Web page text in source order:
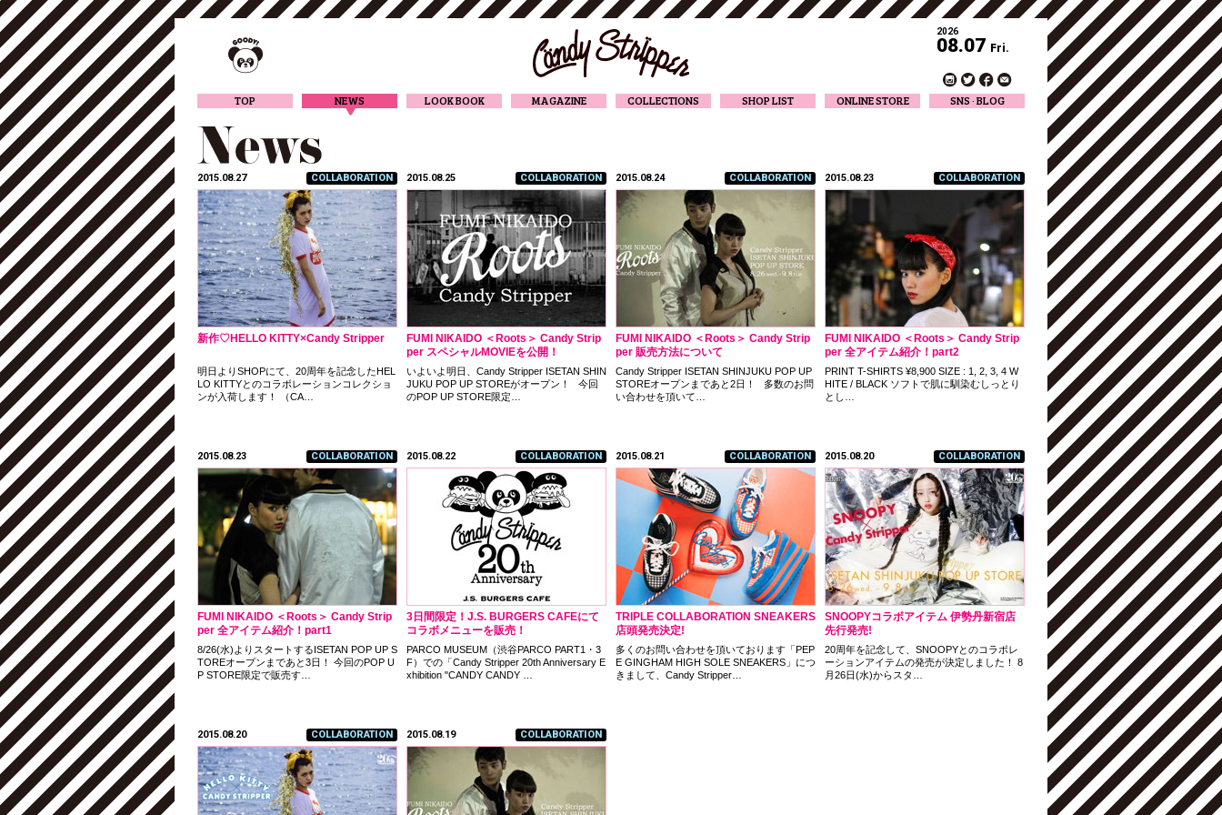
2026
08.07 Fri.
TOP NEWS LOOK BOOK MAGAZINE COLLECTIONS SHOP LIST ONLINE STORE SNS · BLOG
Designer Instagram
Designer BLOG
2015.08.27 COLLABORATION
新作♡HELLO KITTY×Candy Stripper
明日よりSHOPにて、20周年を記念したHEL
LO KITTYとのコラボレーションコレクショ
ンが入荷します！ （CA…
2015.08.25 COLLABORATION
FUMI NIKAIDO ＜Roots＞ Candy Strip
per スペシャルMOVIEを公開！
いよいよ明日、Candy Stripper ISETAN SHIN
JUKU POP UP STOREがオープン！ 今回
のPOP UP STORE限定…
2015.08.24 COLLABORATION
FUMI NIKAIDO ＜Roots＞ Candy Strip
per 販売方法について
Candy Stripper ISETAN SHINJUKU POP UP
STOREオープンまであと2日！ 多数のお問
い合わせを頂いて…
2015.08.23 COLLABORATION
FUMI NIKAIDO ＜Roots＞ Candy Strip
per 全アイテム紹介！part2
PRINT T-SHIRTS ¥8,900 SIZE : 1, 2, 3, 4 W
HITE / BLACK ソフトで肌に馴染むしっとり
とし…
2015.08.23 COLLABORATION
FUMI NIKAIDO ＜Roots＞ Candy Strip
per 全アイテム紹介！part1
8/26(水)よりスタートするISETAN POP UP S
TOREオープンまであと3日！ 今回のPOP U
P STORE限定で販売す…
2015.08.22 COLLABORATION
3日間限定！J.S. BURGERS CAFEにて
コラボメニューを販売！
PARCO MUSEUM（渋谷PARCO PART1・3
F）での「Candy Stripper 20th Anniversary E
xhibition "CANDY CANDY …
2015.08.21 COLLABORATION
TRIPLE COLLABORATION SNEAKERS
店頭発売決定!
多くのお問い合わせを頂いております「PEP
E GINGHAM HIGH SOLE SNEAKERS」につ
きまして、Candy Stripper…
2015.08.20 COLLABORATION
SNOOPYコラボアイテム 伊勢丹新宿店
先行発売!
20周年を記念して、SNOOPYとのコラボレ
ーションアイテムの発売が決定しました！ 8
月26日(水)からスタ…
2015.08.20 COLLABORATION 2015.08.19 COLLABORATION